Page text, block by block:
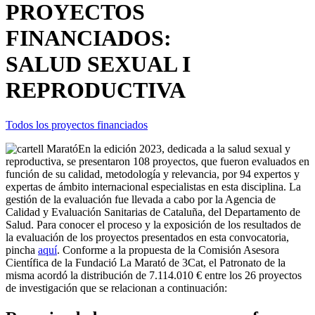
PROYECTOS
FINANCIADOS:
SALUD SEXUAL I
REPRODUCTIVA
Todos los proyectos financiados
En la edición 2023, dedicada a la salud sexual y
reproductiva, se presentaron 108 proyectos, que fueron evaluados en
función de su calidad, metodología y relevancia, por 94 expertos y
expertas de ámbito internacional especialistas en esta disciplina. La
gestión de la evaluación fue llevada a cabo por la Agencia de
Calidad y Evaluación Sanitarias de Cataluña, del Departamento de
Salud. Para conocer el proceso y la exposición de los resultados de
la evaluación de los proyectos presentados en esta convocatoria,
pincha aquí. Conforme a la propuesta de la Comisión Asesora
Científica de la Fundació La Marató de 3Cat, el Patronato de la
misma acordó la distribución de 7.114.010 € entre los 26 proyectos
de investigación que se relacionan a continuación: